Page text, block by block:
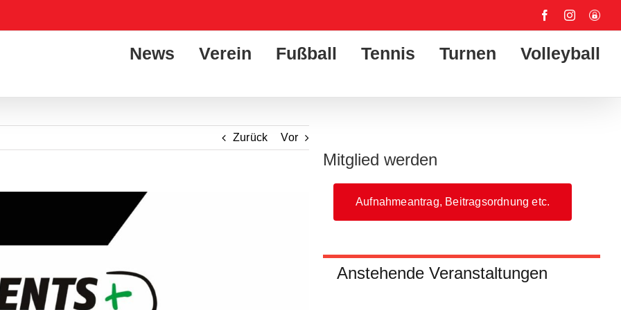
FacebookInstagram
User-
News Verein Fußball Tennis Turnen Volleyball
Zurück Vor
Mitglied werden
Aufnahmeantrag, Beitragsordnung etc.
Anstehende Veranstaltungen